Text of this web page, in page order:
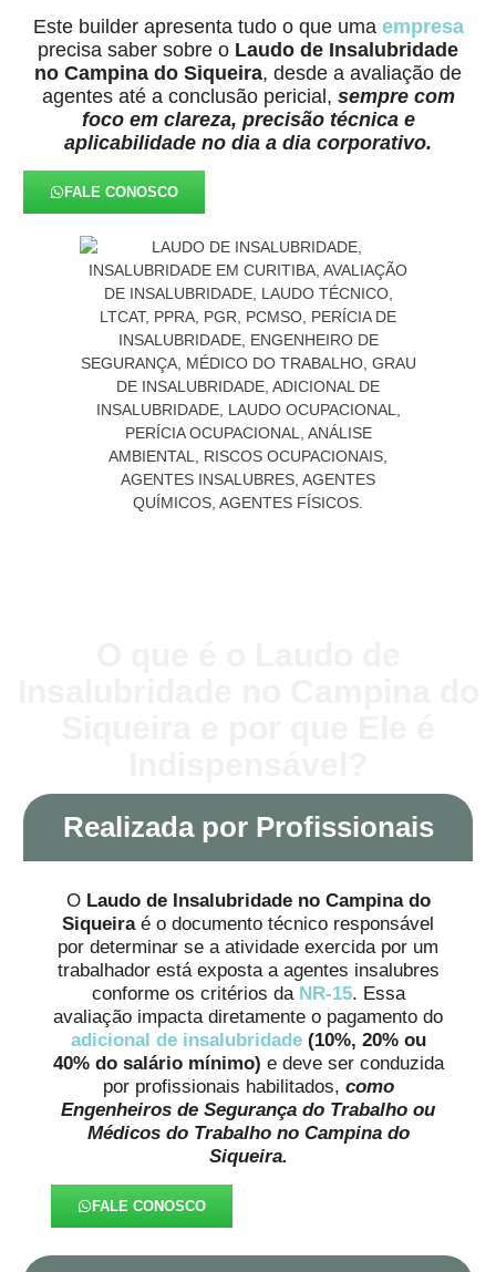
Este builder apresenta tudo o que uma empresa
precisa saber sobre o Laudo de Insalubridade
no Campina do Siqueira, desde a avaliação de
agentes até a conclusão pericial, sempre com
foco em clareza, precisão técnica e
aplicabilidade no dia a dia corporativo.
FALE CONOSCO
Realizada por Profissionais
O Laudo de Insalubridade no Campina do
Siqueiraé o documento técnico responsável
por determinar se a atividade exercida por um
trabalhador está exposta a agentes insalubres
conforme os critérios da NR-15. Essa
avaliação impacta diretamente o pagamento do
adicional de insalubridade (10%, 20% ou
40% do salário mínimo) e deve ser conduzida
por profissionais habilitados, como
Engenheiros de Segurança do Trabalho ou
Médicos do Trabalho no Campina do
Siqueira.
FALE CONOSCO